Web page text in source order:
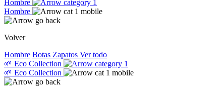
Hombre
Hombre
Volver
Hombre Botas Zapatos Ver todo
🌱 Eco Collection
🌱 Eco Collection